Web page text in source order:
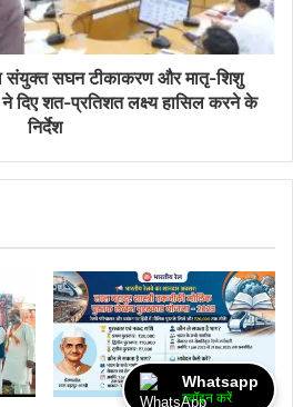
संयुक्त सघन टीकाकरण और मातृ-शिशु
दिए शत-प्रतिशत लक्ष्य हासिल करने के
निर्देश
Whatsapp
ज्वॉइन करें